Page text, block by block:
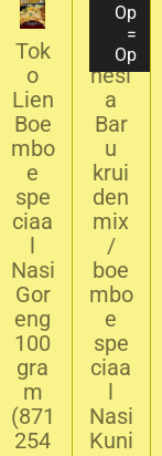
Tok
o
Lien
Boe
mbo
e
spe
ciaa
Nasi
Gor
eng
100
gra
m
(871
254
Op
=
Op
Indo
nesi
a
Bar
u
krui
den
mix
/
boe
mbo
e
spe
ciaa
Nasi
Kuni